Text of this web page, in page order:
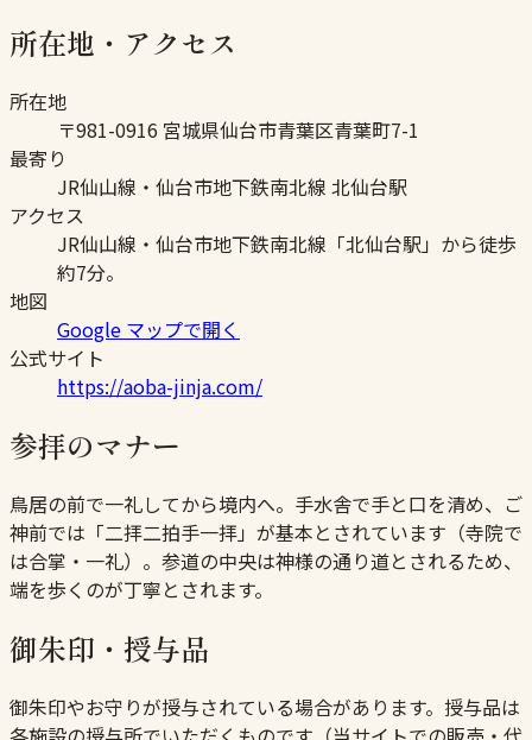
所在地・アクセス
所在地
〒981-0916 宮城県仙台市青葉区青葉町7-1
最寄り
JR仙山線・仙台市地下鉄南北線 北仙台駅
アクセス
JR仙山線・仙台市地下鉄南北線「北仙台駅」から徒歩
約7分。
地図
Google マップで開く
公式サイト
https://aoba-jinja.com/
参拝のマナー
鳥居の前で一礼してから境内へ。手水舎で手と口を清め、ご
神前では「二拝二拍手一拝」が基本とされています（寺院で
は合掌・一礼）。参道の中央は神様の通り道とされるため、
端を歩くのが丁寧とされます。
御朱印・授与品
御朱印やお守りが授与されている場合があります。授与品は